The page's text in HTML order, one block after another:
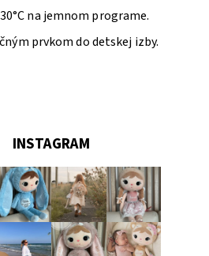
na jemnom programe.
prvkom do detskej izby.
INSTAGRAM